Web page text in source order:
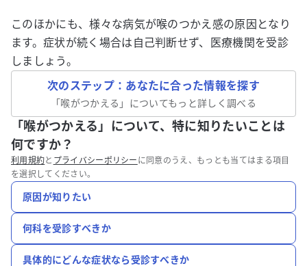
このほかにも、様々な病気が喉のつかえ感の原因となり
ます。症状が続く場合は自己判断せず、医療機関を受診
しましょう。
次のステップ：あなたに合った情報を探す
「喉がつかえる 」についてもっと詳しく調べる
「喉がつかえる」について、特に知りたいことは
何ですか？
利用規約と プライバシーポリシー に同意のうえ、もっとも当てはまる項目
を選択してください。
原因が知りたい
何科を受診すべきか
具体的にどんな症状なら受診すべきか